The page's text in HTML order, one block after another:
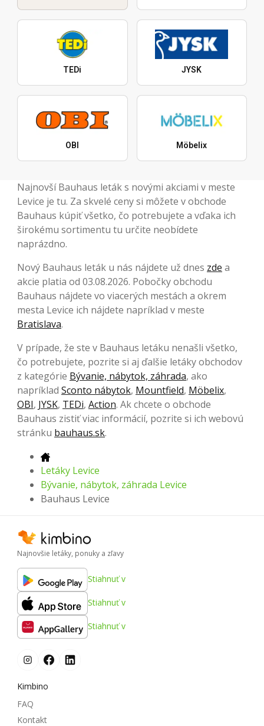
TEDi JYSK
OBI Möbelix
Najnovší Bauhaus leták s novými akciami v meste
Levice je tu. Za skvelé ceny si môžete v obchode
Bauhaus kúpiť všetko, čo potrebujete a vďaka ich
širokému sortimentu tu určite neobídete
naprázdno.
Nový Bauhaus leták u nás nájdete už dnes zde a
akcie platia od 03.08.2026. Pobočky obchodu
Bauhaus nájdete vo viacerých mestách a okrem
mesta Levice ich nájdete napríklad v meste
Bratislava.
V prípade, že ste v Bauhaus letáku nenašli všetko,
čo potrebujete, pozrite si aj ďalšie letáky obchodov
z kategórie Bývanie, nábytok, záhrada, ako
napríklad Sconto nábytok, Mountfield, Möbelix,
OBI, JYSK, TEDi, Action. Ak chcete o obchode
Bauhaus zistiť viac informácií, pozrite si ich webovú
stránku bauhaus.sk.
Letáky Levice
Bývanie, nábytok, záhrada Levice
Bauhaus Levice
Najnovšie letáky, ponuky a zľavy
Stiahnuť v
Stiahnuť v
Stiahnuť v
Kimbino
FAQ
Kontakt